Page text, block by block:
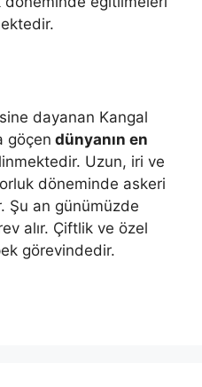
dayanan Kangal
göçen dünyanın en
Uzun, iri ve
döneminde askeri
Şu an günümüzde
alır. Çiftlik ve özel
görevindedir.